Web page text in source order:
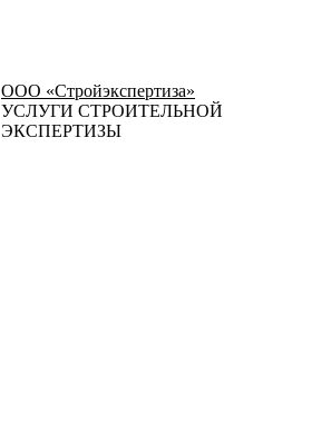
ООО «Стройэкспертиза»
УСЛУГИ СТРОИТЕЛЬНОЙ
ЭКСПЕРТИЗЫ